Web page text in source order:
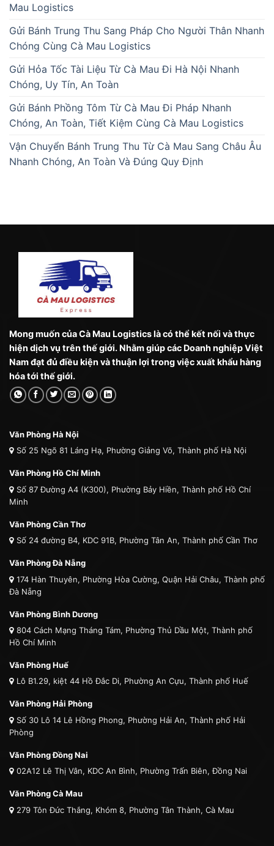
Mau Logistics
Gửi Bánh Trung Thu Sang Pháp Cho Người Thân Nhanh
Chóng Cùng Cà Mau Logistics
Gửi Hỏa Tốc Tài Liệu Từ Cà Mau Đi Hà Nội Nhanh
Chóng, Uy Tín, An Toàn
Gửi Bánh Phồng Tôm Từ Cà Mau Đi Pháp Nhanh
Chóng, An Toàn, Tiết Kiệm Cùng Cà Mau Logistics
Vận Chuyển Bánh Trung Thu Từ Cà Mau Sang Châu Âu
Nhanh Chóng, An Toàn Và Đúng Quy Định
Mong muốn của Cà Mau Logistics là có thể kết nối và thực
hiện dịch vụ trên thế giới. Nhằm giúp các Doanh nghiệp Việt
Nam đạt đủ điều kiện và thuận lợi trong việc xuất khẩu hàng
hóa tới thế giới.
Văn Phòng Hà Nội
Số 25 Ngõ 81 Láng Hạ, Phường Giảng Võ, Thành phố Hà Nội
Văn Phòng Hồ Chí Minh
Số 87 Đường A4 (K300), Phường Bảy Hiền, Thành phố Hồ Chí
Minh
Văn Phòng Cần Thơ
Số 24 đường B4, KDC 91B, Phường Tân An, Thành phố Cần Thơ
Văn Phòng Đà Nẵng
174 Hàn Thuyên, Phường Hòa Cường, Quận Hải Châu, Thành phố
Đà Nẵng
Văn Phòng Bình Dương
804 Cách Mạng Tháng Tám, Phường Thủ Dầu Một, Thành phố
Hồ Chí Minh
Văn Phòng Huế
Lô B1.29, kiệt 44 Hồ Đắc Di, Phường An Cựu, Thành phố Huế
Văn Phòng Hải Phòng
Số 30 Lô 14 Lê Hồng Phong, Phường Hải An, Thành phố Hải
Phòng
Văn Phòng Đồng Nai
02A12 Lê Thị Vân, KDC An Bình, Phường Trấn Biên, Đồng Nai
Văn Phòng Cà Mau
279 Tôn Đức Thắng, Khóm 8, Phường Tân Thành, Cà Mau